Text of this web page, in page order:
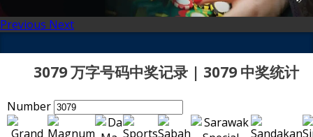
Previous Next
3079 万字号码中奖记录 | 3079 中奖统计
Number